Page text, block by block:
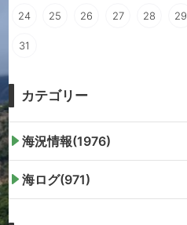
24 25 26 27 28 29
31
カテゴリー
海況情報(1976)
海ログ(971)